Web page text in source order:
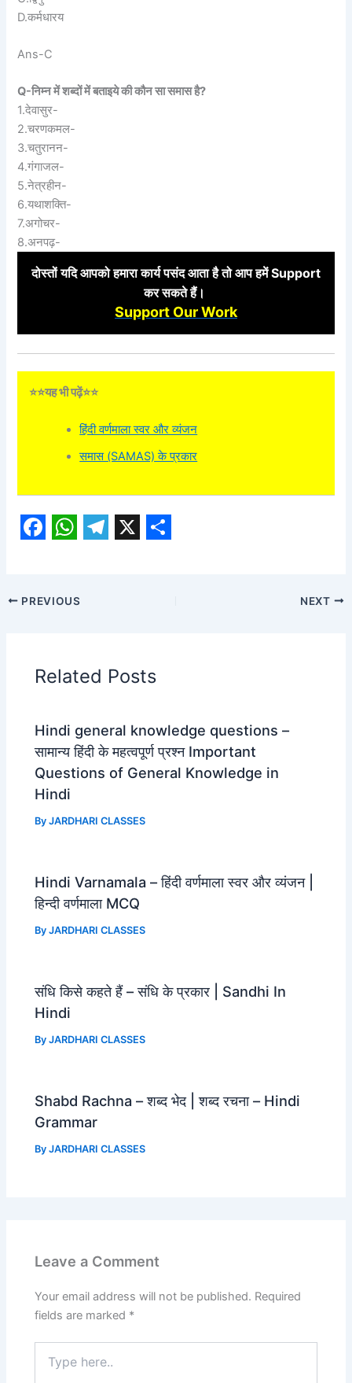
D.कर्मधारय
Ans-C
Q-निम्न में शब्दों में बताइये की कौन सा समास है?
1.देवासुर-
2.चरणकमल-
3.चतुरानन-
4.गंगाजल-
5.नेत्रहीन-
6.यथाशक्ति-
7.अगोचर-
8.अनपढ़-
दोस्तोंयदि आपको हमारा कार्य पसंद आता है तो आप हमें Support
करसकते हैं।
Support Our Work
⭐⭐यह भी पढ़ें⭐⭐
हिंदी वर्णमाला स्वर और व्यंजन
समास (SAMAS) के प्रकार
c a
A
p
r
m
PREVIOUS NEXT
Related Posts
Hindi general knowledge questions –
सामान्य हिंदी के महत्वपूर्ण प्रश्न Important
Questions of General Knowledge in
Hindi
ByJARDHARI CLASSES
Hindi Varnamala – हिंदी वर्णमाला स्वर और व्यंजन |
हिन्दी वर्णमाला MCQ
ByJARDHARI CLASSES
संधि किसे कहते हैं – संधि के प्रकार | Sandhi In
Hindi
ByJARDHARI CLASSES
Shabd Rachna – शब्द भेद | शब्द रचना – Hindi
Grammar
ByJARDHARI CLASSES
Leave a Comment
Your email address will not be published. Required
fields are marked *
here..